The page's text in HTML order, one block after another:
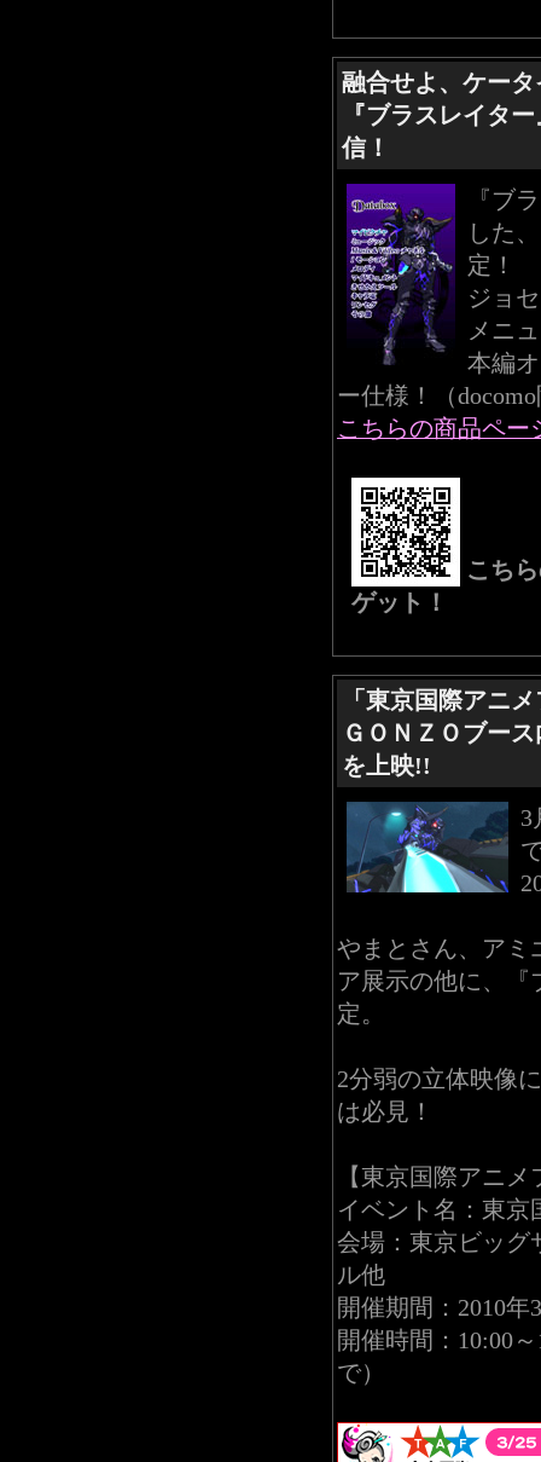
融合せよ、ケー
『ブラスレイタ
信！
『ブ
した
定！
ジョ
メニ
本編
ー仕様！（
こちらの商品ペー
こち
ゲット！
「東京国際アニ
ＧＯＮＺＯブー
を上映!!
3
やまとさん、アミ
ア展示の他に、『
定。
2分弱の立体映像
は必見！
【東京国際アニ
イベント名：東京
会場：東京ビッグ
ル他
開催期間：2010
開催時間：10:00
で）